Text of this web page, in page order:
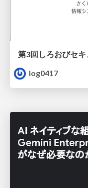
第3回しろおびセ
log0417